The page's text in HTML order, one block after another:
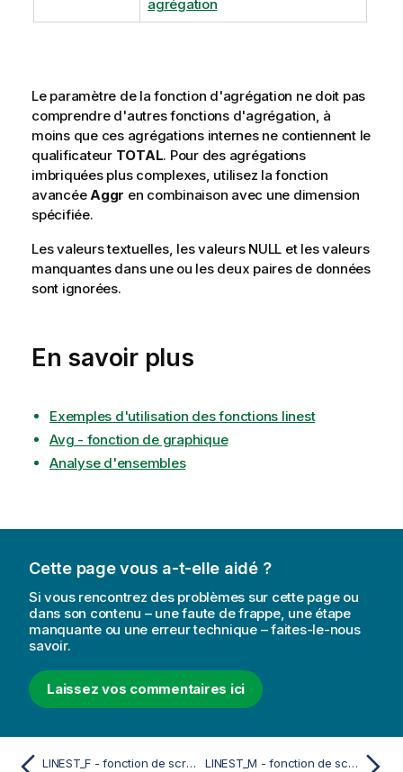
agrégation
Le paramètre de la fonction d'agrégation ne doit pas
comprendre d'autres fonctions d'agrégation, à
moins que ces agrégations internes ne contiennent le
qualificateur TOTAL. Pour des agrégations
imbriquées plus complexes, utilisez la fonction
avancéeAggr en combinaison avec une dimension
spécifiée.
Les valeurs textuelles, les valeurs NULL et les valeurs
manquantes dans une ou les deux paires de données
sont ignorées.
En savoir plus
Exemples d'utilisation des fonctions linest
Avg - fonction de graphique
Analyse d'ensembles
Cette page vous a-t-elle aidé ?
Si vous rencontrez des problèmes sur cette page ou
dans son contenu – une faute de frappe, une étape
manquante ou une erreur technique – faites-le-nous
savoir.
Laissez vos commentaires ici
LINEST_F - fonction de script LINEST_M - fonction de script